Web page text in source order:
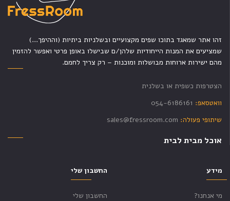
זהו אתר שמאגד בתוכו שפים מקצועיים ובשלניות ביתיות (וההיפך...)
שמציעים את המנות הייחודיות שלהן/ם שבישלו באופן פרטי ואפשר להזמין
מהם ישירות ארוחות מבושלות ומוכנות – רק צריך לחמם.
הצטרפות כשפית או בשלנית
וואטסאפ: 054-6186161
שיתופי פעולה: sales@fressroom.com
אוכל מבית לבית
החשבון שלי
החשבון שלי
מידע
מי אנחנו?